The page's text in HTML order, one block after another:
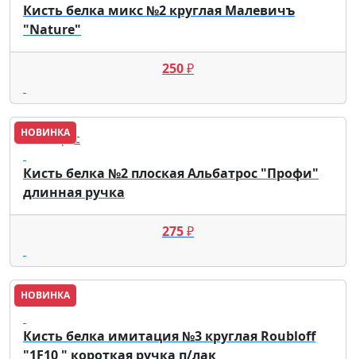
Кисть белка микс №2 круглая Малевичъ
"Nature"
250₽
НОВИНКА
Альбатрос
Кисть белка №2 плоская Альбатрос "Профи"
длинная ручка
275₽
НОВИНКА
Roubloff
Кисть белка имитация №3 круглая Roubloff
"1F10 " короткая ручка п/лак